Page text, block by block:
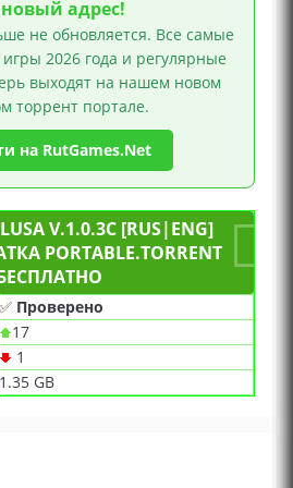
адрес!
не обновляется. Все самые
2026 года и регулярные
выходят на нашем новом
торрент портале.
на RutGames.Net
V.1.0.3C [RUS|ENG]
PORTABLE.TORRENT
✅ Проверено
17
1
1.35 GB